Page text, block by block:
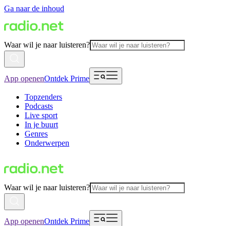
Ga naar de inhoud
Waar wil je naar luisteren?
App openenOntdek Prime
Topzenders
Podcasts
Live sport
In je buurt
Genres
Onderwerpen
Waar wil je naar luisteren?
App openenOntdek Prime